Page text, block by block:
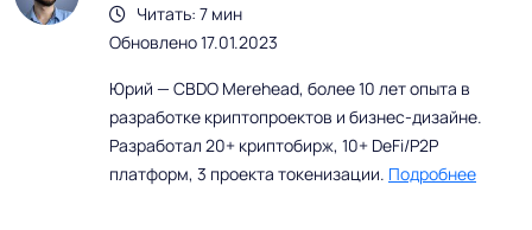
Читать: 7 мин
Обновлено 17.01.2023
Юрий — CBDO Merehead, более 10 лет опыта в
разработке криптопроектов и бизнес-дизайне.
Разработал 20+ криптобирж, 10+ DeFi/P2P
платформ, 3 проекта токенизации. Подробнее